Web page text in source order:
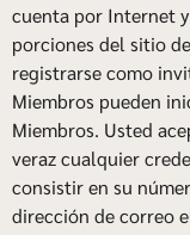
cuenta por Internet
porciones del sitio
registrarse como
Miembros pueden
Miembros. Usted
veraz cualquier
consistir en su
dirección de correo